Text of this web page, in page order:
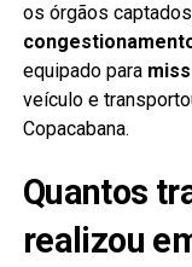
os órgãos
equipado para
veículo e
Copacabana.
Quantos
realizou